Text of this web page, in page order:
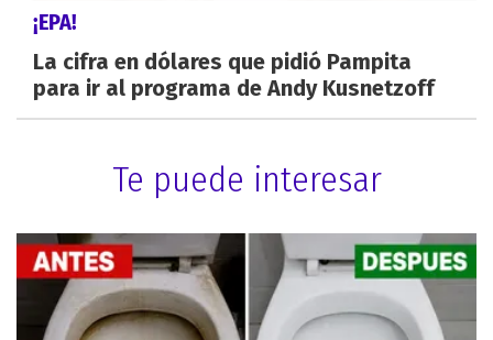
¡EPA!
La cifra en dólares que pidió Pampita
para ir al programa de Andy Kusnetzoff
Te puede interesar